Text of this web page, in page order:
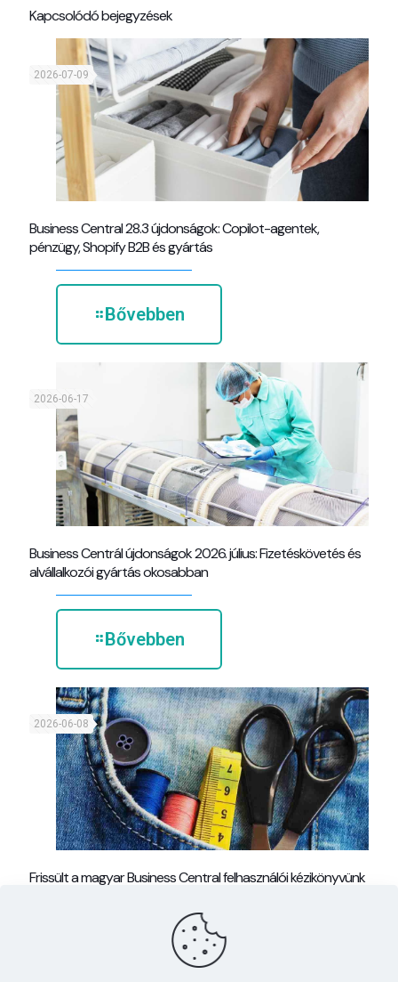
Kapcsolódó bejegyzések
2026-07-09
Business Central 28.3 újdonságok: Copilot-agentek,
pénzügy, Shopify B2B és gyártás
Bővebben
2026-06-17
Business Centrál újdonságok 2026. július: Fizetéskövetés és
alvállalkozói gyártás okosabban
Bővebben
2026-06-08
Frissült a magyar Business Central felhasználói kézikönyvünk
Bővebben